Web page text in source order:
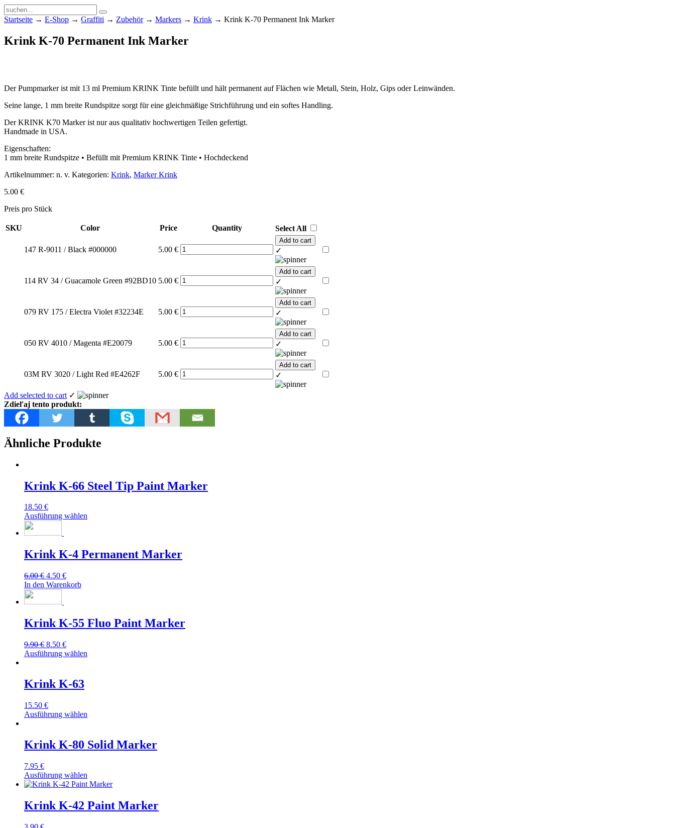
Startseite → E-Shop → Graffiti → Zubehör→ Markers → Krink → Krink K-70 Permanent Ink Marker
Krink K-70 Permanent Ink Marker
Der Pumpmarker ist mit 13 ml Premium KRINK Tinte befüllt und hält permanent auf Flächen wie Metall, Stein, Holz, Gips oder Leinwänden.
Seine lange, 1 mm breite Rundspitze sorgt für eine gleichmäßige Strichführung und ein softes Handling.
Der KRINK K70 Marker ist nur aus qualitativ hochwertigen Teilen gefertigt.
Handmade in USA.
Eigenschaften:
1 mm breite Rundspitze • Befüllt mit Premium KRINK Tinte • Hochdeckend
Artikelnummer: n. v. Kategorien: Krink, Marker Krink
5.00 €
Preis pro Stück
SKU Color Price Quantity Select All
147 R-9011 / Black #000000 5.00 €
Add to cart
✓
114 RV 34 / Guacamole Green #92BD10 5.00 €
Add to cart
✓
079 RV 175 / Electra Violet #32234E 5.00 €
Add to cart
✓
050 RV 4010 / Magenta #E20079 5.00 €
Add to cart
✓
03M RV 3020 / Light Red #E4262F 5.00 €
Add to cart
✓
Add selected to cart ✓
Zdieľaj tento produkt:
Ähnliche Produkte
Krink K-66 Steel Tip Paint Marker
18.50 €
Ausführung wählen
Krink K-4 Permanent Marker
6.00€ Ursprünglicher
Preis
6.00 €
4.50 €Aktueller
Preis
In den Warenkorb
Krink K-55 Fluo Paint Marker
9.90€ Ursprünglicher
Preis
8.50 €Aktueller
Preis
Ausführung wählen
Krink K-63
15.50 €
Ausführung wählen
Krink K-80 Solid Marker
7.95 €
Ausführung wählen
Krink K-42 Paint Marker